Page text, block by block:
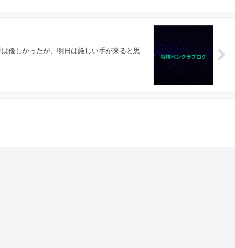
優しかったが、明日は厳しい手が来ると思